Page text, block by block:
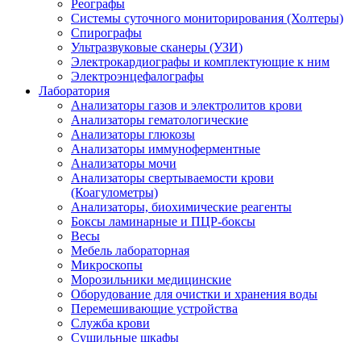
Реографы
Системы суточного мониторирования (Холтеры)
Спирографы
Ультразвуковые сканеры (УЗИ)
Электрокардиографы и комплектующие к ним
Электроэнцефалографы
Лаборатория
Анализаторы газов и электролитов крови
Анализаторы гематологические
Анализаторы глюкозы
Анализаторы иммуноферментные
Анализаторы мочи
Анализаторы свертываемости крови
(Коагулометры)
Анализаторы, биохимические реагенты
Боксы ламинарные и ПЦР-боксы
Весы
Мебель лабораторная
Микроскопы
Морозильники медицинские
Оборудование для очистки и хранения воды
Перемешивающие устройства
Служба крови
Сушильные шкафы